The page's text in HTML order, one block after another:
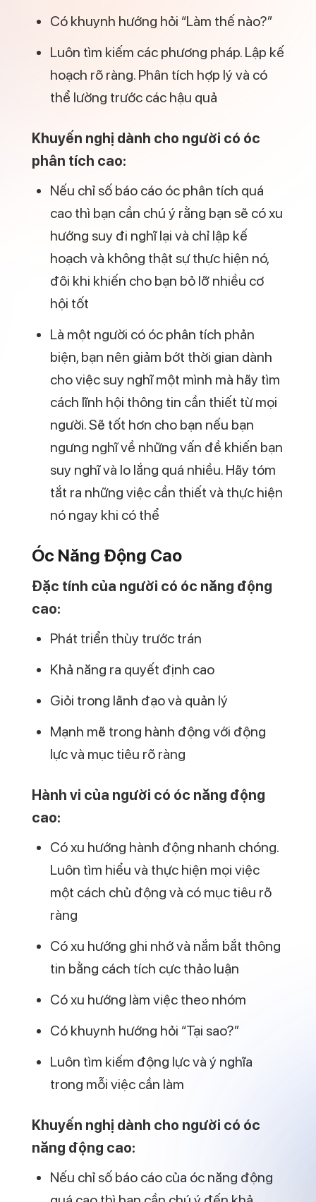
Có khuynh hướng hỏi “Làm thế nào?”
Luôn tìm kiếm các phương pháp. Lập kế
hoạch rõ ràng. Phân tích hợp lý và có
thể lường trước các hậu quả
Khuyến nghị dành cho người có óc
phân tích cao:
Nếu chỉ số báo cáo óc phân tích quá
cao thì bạn cần chú ý rằng bạn sẽ có xu
hướng suy đi nghĩ lại và chỉ lập kế
hoạch và không thật sự thực hiện nó,
đôi khi khiến cho bạn bỏ lỡ nhiều cơ
hội tốt
Là một người có óc phân tích phản
biện, bạn nên giảm bớt thời gian dành
cho việc suy nghĩ một mình mà hãy tìm
cách lĩnh hội thông tin cần thiết từ mọi
người. Sẽ tốt hơn cho bạn nếu bạn
ngưng nghĩ về những vấn đề khiến bạn
suy nghĩ và lo lắng quá nhiều. Hãy tóm
tắt ra những việc cần thiết và thực hiện
nó ngay khi có thể
Óc Năng Động Cao
Đặc tính của người có óc năng động
cao:
Phát triển thùy trước trán
Khả năng ra quyết định cao
Giỏi trong lãnh đạo và quản lý
Mạnh mẽ trong hành động với động
lực và mục tiêu rõ ràng
Hành vi của người có óc năng động
cao:
Có xu hướng hành động nhanh chóng.
Luôn tìm hiểu và thực hiện mọi việc
một cách chủ động và có mục tiêu rõ
ràng
Có xu hướng ghi nhớ và nắm bắt thông
tin bằng cách tích cực thảo luận
Có xu hướng làm việc theo nhóm
Có khuynh hướng hỏi “Tại sao?”
Luôn tìm kiếm động lực và ý nghĩa
trong mỗi việc cần làm
Khuyến nghị dành cho người có óc
năng động cao:
Nếu chỉ số báo cáo của óc năng động
quá cao thì bạn cần chú ý đến khả